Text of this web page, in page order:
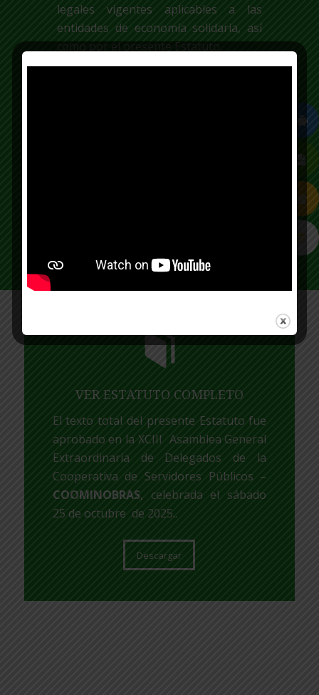
legales vigentes aplicables a las
entidades de economía solidaria, así
como por el presente Estatuto.
VER ESTATUTO COMPLETO
El texto total del presente Estatuto fue
aprobado en la XCIII Asamblea General
Extraordinaria de Delegados de la
Cooperativa de Servidores Públicos –
COOMINOBRAS, celebrada el sábado
25 de octubre de 2025..
Descargar